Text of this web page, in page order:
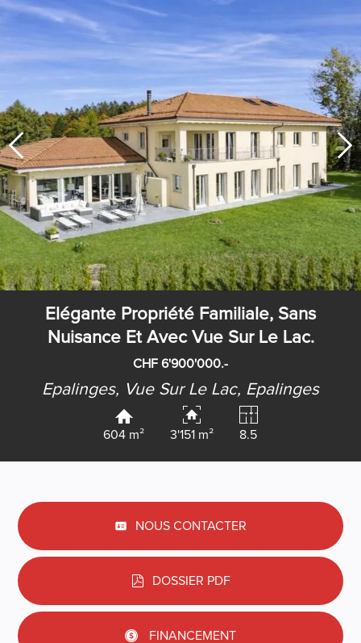
Elégante Propriété Familiale, Sans
Nuisance Et Avec Vue Sur Le Lac.
CHF 6'900'000.-
Epalinges, Vue Sur Le Lac, Epalinges
604 m² 3'151 m² 8.5
NOUS CONTACTER
DOSSIER PDF
FINANCEMENT